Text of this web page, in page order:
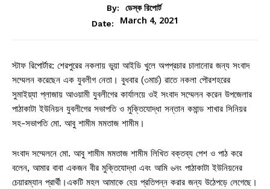
By:
ডেস্ক রিপোর্ট
Date:
March 4, 2021
স্টাফ রিপোর্টার: শেরপুরের নকলায় ভুয়া আইডি খুলে অপপ্রচার চালানোর জন্য সংবাদ
সম্মেলন করেছেন এক যুবলীগ নেতা। বুধবার (৩মার্চ) রাতে নকলা পৌরশহরের
সুমাইয়্যা প্লাজায় আওয়ামী যুবলীগের কার্যালয়ে ওই সংবাদ সম্মেলন করেন উপজেলার
পাঠাকাটা ইউনিয়ন যুবলীগের সভাপতি ও মুক্তিযোদ্ধা সন্তান কমান্ড শাখার সিনিয়র
সহ-সভাপতি মো. আবু শামীম মমতাজ শামীম।
সংবাদ সম্মেলনে মো. আবু শামীম মমতাজ শামীম লিখিত বক্তব্য পেশ ও পাঠ করে
বলেন, আমার বাবা একজন বীর মুক্তিযোদ্ধা এবং আমি ৬নং পাঠাকাটা ইউনিয়নের
চেয়ারম্যান প্রার্থী।একটি মহল আমাকে হেয় প্রতিপন্ন করার জন্য উঠেপড়ে লেগেছে।